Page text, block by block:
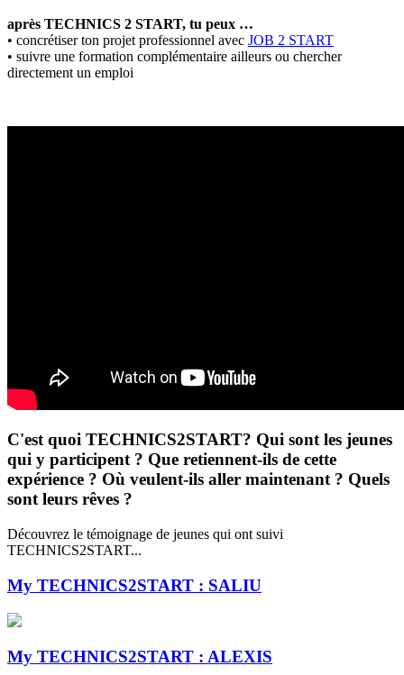
après TECHNICS 2 START, tu peux …
• concrétiser ton projet professionnel avec JOB 2 START
• suivre une formation complémentaire ailleurs ou chercher
directement un emploi
C'est quoi TECHNICS2START? Qui sont les jeunes
qui y participent ? Que retiennent-ils de cette
expérience ? Où veulent-ils aller maintenant ? Quels
sont leurs rêves ?
Découvrez le témoignage de jeunes qui ont suivi
TECHNICS2START...
My TECHNICS2START : SALIU
My TECHNICS2START : ALEXIS